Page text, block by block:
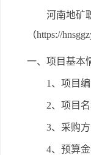
河南地矿
（https://
一、项目基本
1、项目
2、项目
3、采购
4、预算